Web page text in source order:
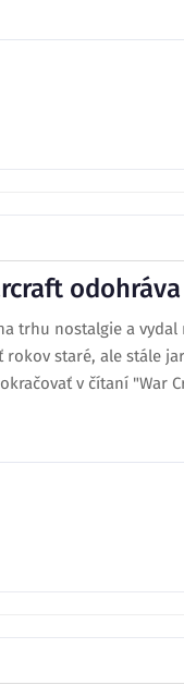
trhu nostalgie a
rokov staré, ale
v čítaní "War